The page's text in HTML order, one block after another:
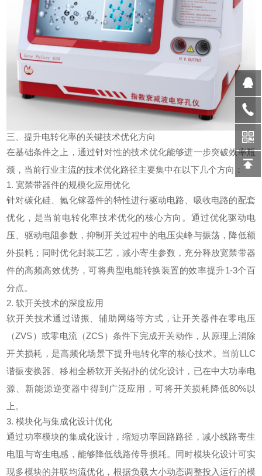
三、提升电转化率的关键技术优化方向
在基础条件之上，通过针对性的技术优化能够进一步突破效率瓶
颈，当前行业主流的技术优化路径主要集中在以下几个方向：
1. 宽禁带器件的规模化应用优化
针对碳化硅、氮化镓器件的特性进行驱动电路、吸收电路的配套
优化，是当前电转化率技术优化的核心方向。通过优化驱动电
压、驱动电阻参数，抑制开关过程中的电压尖峰与振荡，降低额
外损耗；同时优化封装工艺，减小寄生参数，充分释放宽禁带器
件的高频高效优势，可将典型电能转换装置的效率提升1-3个百
分点。
2. 软开关技术的深度应用
软开关技术通过谐振、辅助网络等方式，让开关器件在零电压
（ZVS）或零电流（ZCS）条件下完成开关动作，从原理上消除
开关损耗，是高频化场景下提升电转化率的核心技术。当前LLC
谐振变换器、移相全桥软开关拓扑的优化设计，已在中大功率电
源、新能源逆变器中得到广泛应用，可将开关损耗降低80%以
上。
3. 模块化与集成化设计优化
通过功率模块的集成化设计，缩短功率回路路径，减小线路寄生
电阻与寄生电感，能够降低线路传导损耗。同时模块化设计可实
现多模块的并联均流优化，根据负载大小动态调整投入运行的模